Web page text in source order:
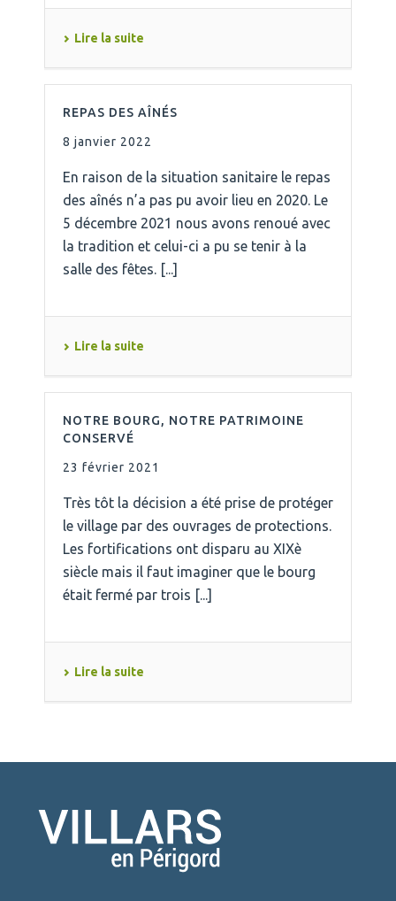
Lire la suite
REPAS DES AÎNÉS
8 janvier 2022
En raison de la situation sanitaire le repas
des aînés n’a pas pu avoir lieu en 2020. Le
5 décembre 2021 nous avons renoué avec
la tradition et celui-ci a pu se tenir à la
salle des fêtes. [...]
Lire la suite
NOTRE BOURG, NOTRE PATRIMOINE
CONSERVÉ
23 février 2021
Très tôt la décision a été prise de protéger
le village par des ouvrages de protections.
Les fortifications ont disparu au XIXè
siècle mais il faut imaginer que le bourg
était fermé par trois [...]
Lire la suite